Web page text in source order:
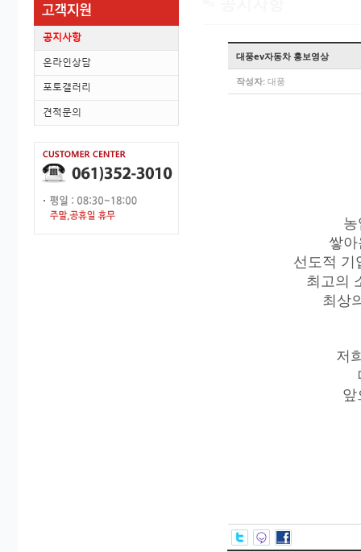
공지사항
온라인상담
포토갤러리
견적문의
대풍ev자동차 홍보영상
작성자: 대풍
쌓
선도적 기
최고의
최상
저
앞